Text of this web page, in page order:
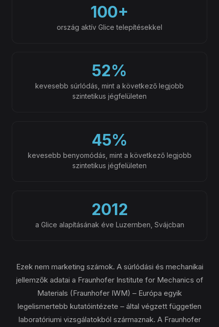
100+
ország aktív Glice telepítésekkel
52%
kevesebb súrlódás, mint a következő legjobb
szintetikus jégfelületen
45%
kevesebb benyomódás, mint a következő legjobb
szintetikus jégfelületen
2012
a Glice alapításának éve Luzernben, Svájcban
Ezek nem marketing számok. A súrlódási és mechanikai
jellemzők adatai a Fraunhofer Institute for Mechanics of
Materials (Fraunhofer IWM) – Európa egyik
legelismertebb kutatóintézete – által végzett független
laboratóriumi vizsgálatokból származnak. A Fraunhofer